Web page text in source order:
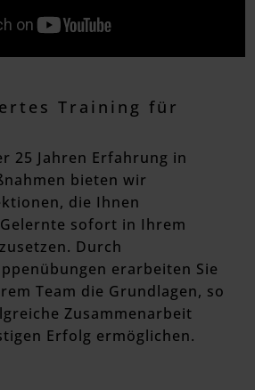
Training für
25 Jahren Erfahrung in
bieten wir
die Ihnen
sofort in Ihrem
Durch
erarbeiten Sie
Team die Grundlagen, so
Zusammenarbeit
Erfolg ermöglichen.